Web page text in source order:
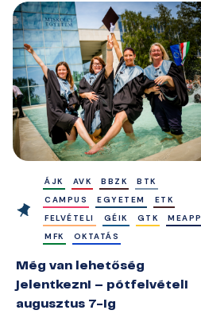
ÁJK AVK BBZK
BTK
CAMPUS
EGYETEM
ETK
FELVÉTELI
GÉIK GTK
MEAPP
MFK
OKTATÁS
Még van lehetőség
jelentkezni – pótfelvételi
augusztus 7-ig